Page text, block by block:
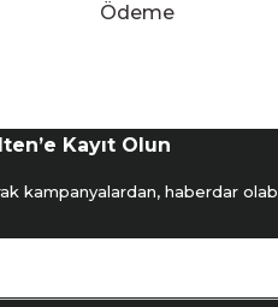
Ödeme
Kayıt Olun
kampanyalardan, haberdar